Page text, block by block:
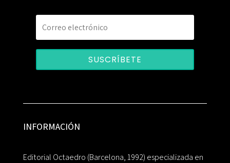
SUSCRÍBETE
INFORMACIÓN
Editorial Octaedro (Barcelona, 1992) especializada en